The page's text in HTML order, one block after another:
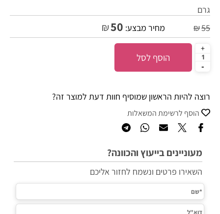
גרם
₪55 מחיר מבצע: ₪50
הוסף לסל
רוצה להיות הראשון שמוסיף חוות דעת למוצר זה?
הוסף לרשימת המשאלות
מעוניינים בייעוץ והכוונה?
השאירו פרטים ונשמח לחזור אליכם